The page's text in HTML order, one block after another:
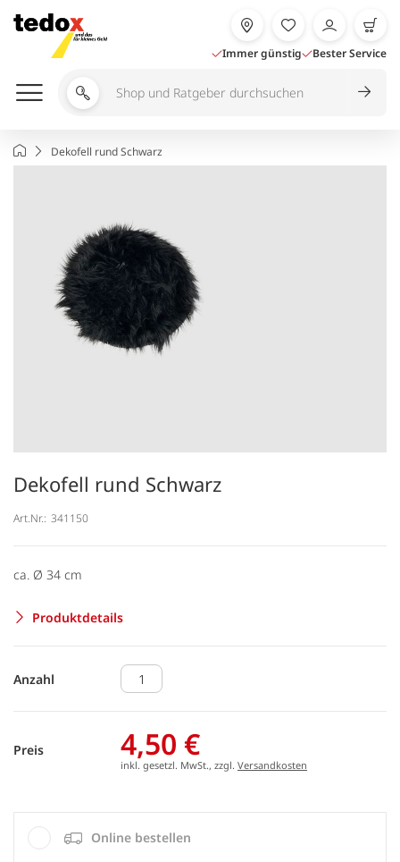
Inhalt
springen
Immer günstig Bester Service
Shop
Ratgeber
durchsuchen
StartseiteDekofell rund Schwarz
Dekofell rund Schwarz
Art.Nr.: 341150
ca. Ø 34 cm
Produktdetails
Anzahl
Preis 4,50 €
inkl. gesetzl. MwSt., zzgl. Versandkosten
Online bestellen